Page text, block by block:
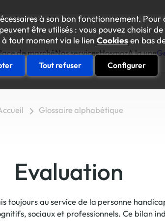
à son bon fonctionnement.
être utilisés : vous pouvez choisir
tout moment via le lien Cookiesen bas
Tout refuser Configurer
de marchéNos services
Votre diagnostic "achats inclusifs
L’Académie des achats inclusifs
Des événements internes pour
Faire connaître
Hosmoz
Amélioration continue responsable
A la une
Glossaire alphabétique
Evaluation
toujours au service de la personne
sociaux et professionnels. Ce bilan